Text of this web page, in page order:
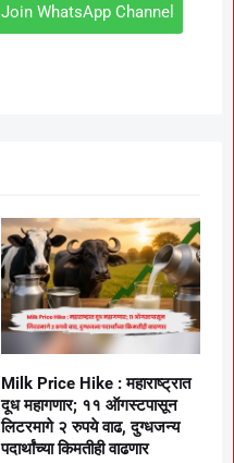
Join WhatsApp Channel
Milk Price Hike : महाराष्ट्रात
दूध महागणार; ११ ऑगस्टपासून
लिटरमागे २ रुपये वाढ, दुग्धजन्य
पदार्थांच्या किमतीही वाढणार